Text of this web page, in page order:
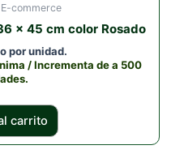
commerce
x 45 cm color Rosado
por unidad.
/ Incrementa de a 500
carrito